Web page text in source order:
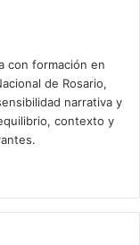
con formación en
de Rosario,
narrativa y
contexto y